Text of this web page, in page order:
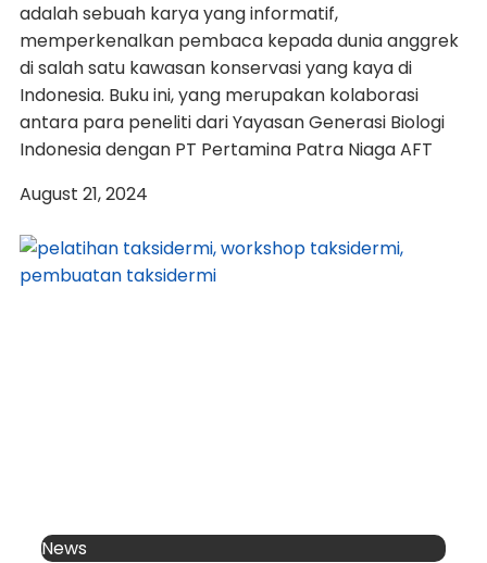
adalah sebuah karya yang informatif,
memperkenalkan pembaca kepada dunia anggrek
di salah satu kawasan konservasi yang kaya di
Indonesia. Buku ini, yang merupakan kolaborasi
antara para peneliti dari Yayasan Generasi Biologi
Indonesia dengan PT Pertamina Patra Niaga AFT
August 21, 2024
News